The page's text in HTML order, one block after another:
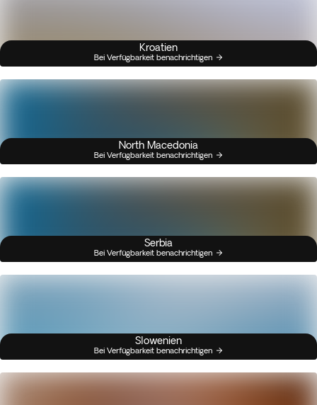
Kroatien
Bei Verfügbarkeit benachrichtigen
North Macedonia
Bei Verfügbarkeit benachrichtigen
Serbia
Bei Verfügbarkeit benachrichtigen
Slowenien
Bei Verfügbarkeit benachrichtigen